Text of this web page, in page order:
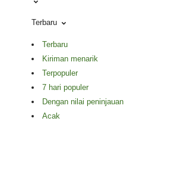
Terbaru
Terbaru
Kiriman menarik
Terpopuler
7 hari populer
Dengan nilai peninjauan
Acak